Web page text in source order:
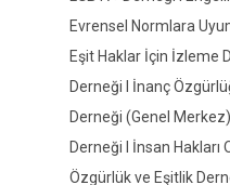
Evrensel Normlara
Eşit Haklar İçin İzleme
Derneği I İnanç
Derneği (Genel
Derneği I İnsan Hakları
Özgürlük ve Eşitlik